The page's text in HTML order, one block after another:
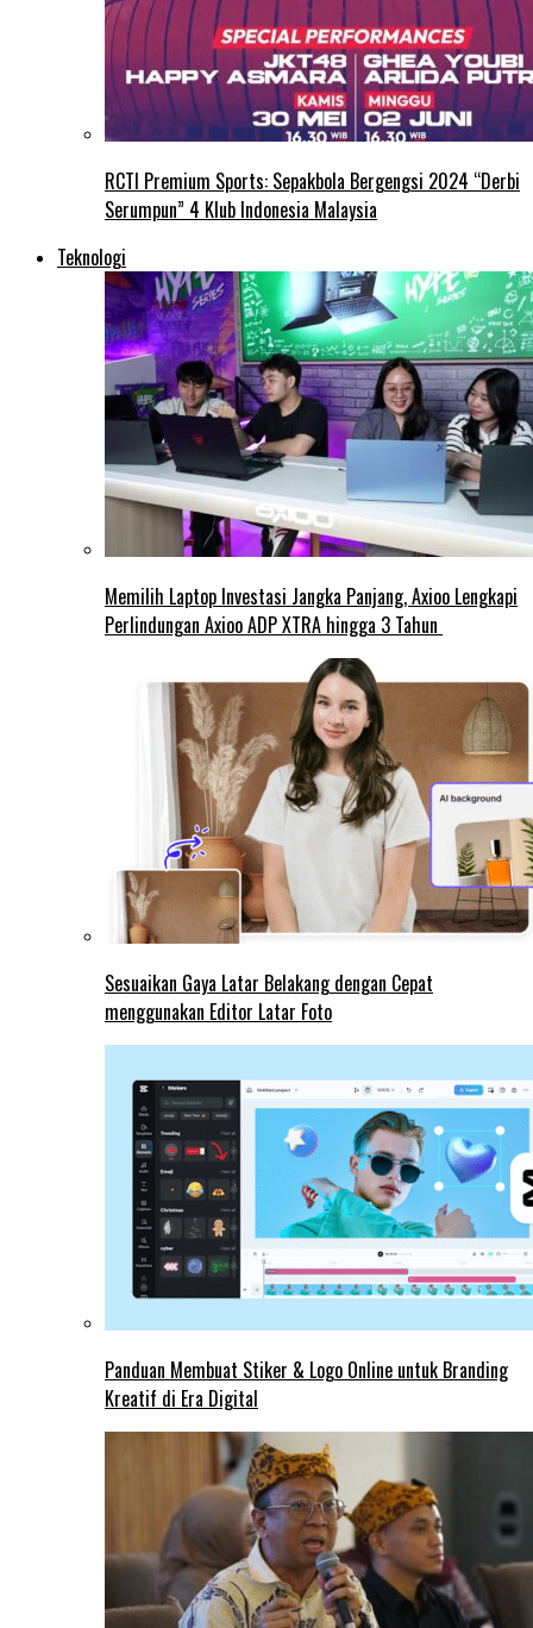
RCTI Premium Sports: Sepakbola Bergengsi 2024 “Derbi
Serumpun” 4 Klub Indonesia Malaysia
Teknologi
Memilih Laptop Investasi Jangka Panjang, Axioo Lengkapi
Perlindungan Axioo ADP XTRA hingga 3 Tahun
Sesuaikan Gaya Latar Belakang dengan Cepat
menggunakan Editor Latar Foto
Panduan Membuat Stiker & Logo Online untuk Branding
Kreatif di Era Digital